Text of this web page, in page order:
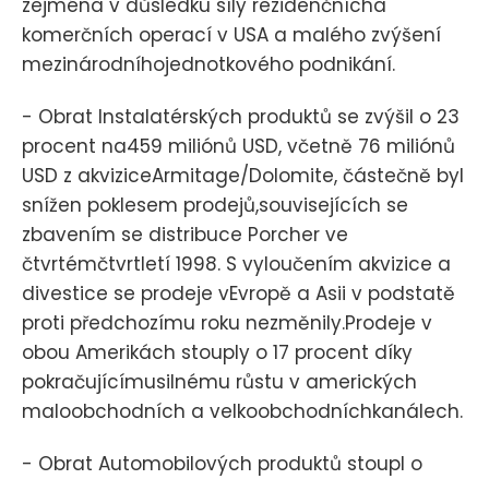
komerčních operací v USA a malého zvýšení
mezinárodníhojednotkového podnikání.
- Obrat Instalatérských produktů se zvýšil o 23
procent na459 miliónů USD, včetně 76 miliónů
USD z akviziceArmitage/Dolomite, částečně byl
snížen poklesem prodejů,souvisejících se
zbavením se distribuce Porcher ve
čtvrtémčtvrtletí 1998. S vyloučením akvizice a
divestice se prodeje vEvropě a Asii v podstatě
proti předchozímu roku nezměnily.Prodeje v
obou Amerikách stouply o 17 procent díky
pokračujícímusilnému růstu v amerických
maloobchodních a velkoobchodníchkanálech.
- Obrat Automobilových produktů stoupl o